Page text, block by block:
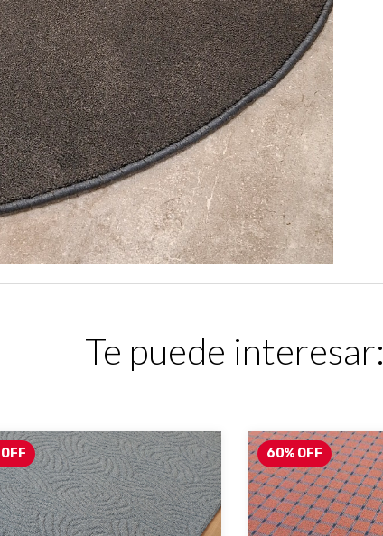
Te puede interesar:
OFF 60% OFF